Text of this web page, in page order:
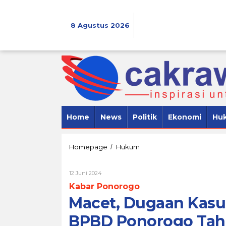
8 Agustus 2026
Home News Politik Ekonomi
Homepage / Hukum
BPBD
Ponorogo
Tahun
12 Juni 2024Oleh
7
Kabar Ponorogo
Macet, Dugaan
BPBD Ponorogo